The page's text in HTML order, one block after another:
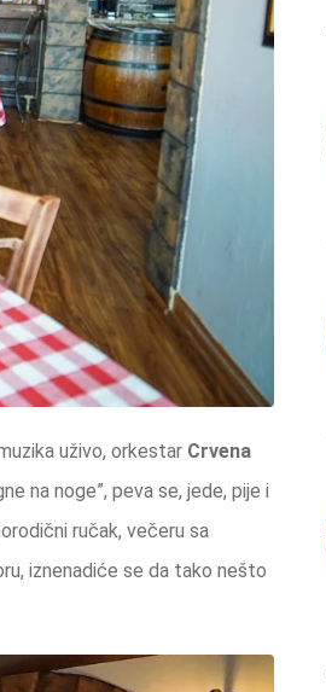
uživo, orkestar Crvena
na noge”, peva se, jede, pije i
ručak, večeru sa
iznenadiće se da tako nešto